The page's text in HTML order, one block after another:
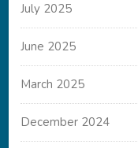
July 2025
June 2025
March 2025
December 2024